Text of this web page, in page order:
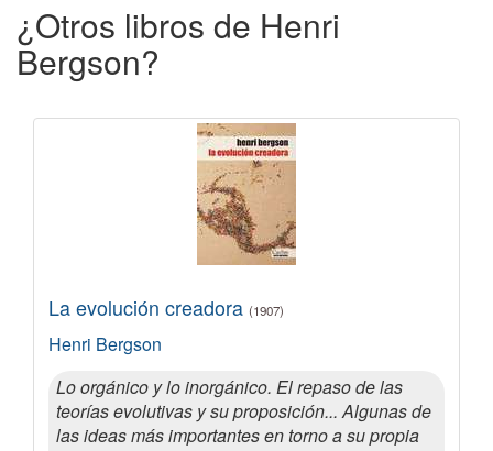
¿Otros libros de Henri
Bergson?
La evolución creadora (1907)
Henri Bergson
Lo orgánico y lo inorgánico. El repaso de las
teorías evolutivas y su proposición... Algunas de
las ideas más importantes en torno a su propia